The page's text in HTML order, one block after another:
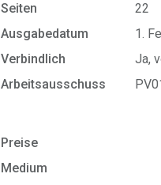
Seiten
22
Ausgabedatum
1.
Verbindlich
Ja,
Arbeitsausschuss
Preise
Medium